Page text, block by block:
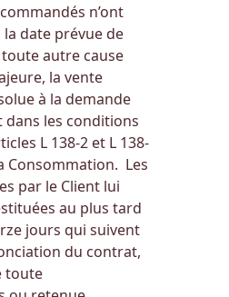
n’ont
la date prévue de
autre cause
la vente
à la demande
dans les conditions
L 138-2 et L 138-
Consommation. Les
par le Client lui
au plus tard
jours qui suivent
du contrat,
toute